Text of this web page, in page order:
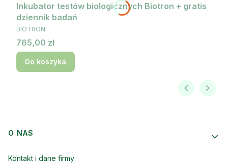
Inkubator testów biologicznych Biotron + gratis
dziennik badań
PRODUCENT
BIOTRON
Cena
765,00 zł
Do koszyka
Linki w stopce
O NAS
Kontakt i dane firmy